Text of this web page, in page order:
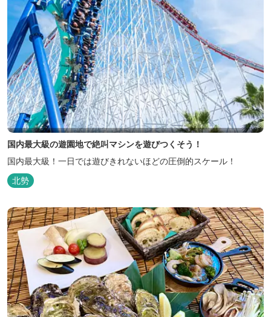
国内最大級の遊園地で絶叫マシンを遊びつくそう！
国内最大級！一日では遊びきれないほどの圧倒的スケール！
北勢